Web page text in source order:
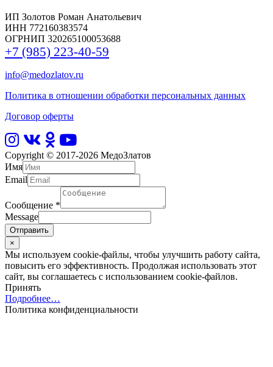
ИП Золотов Роман Анатольевич
ИНН 772160383574
ОГРНИП 320265100053688
+7 (985) 223-40-59
info@medozlatov.ru
Политика в отношении обработки персональных данных
Договор оферты
Copyright © 2017-2026 МедоЗлатов
Имя
Email
Сообщение *
Message
Отправить
×
Мы используем cookie-файлы, чтобы улучшить работу сайта,
повысить его эффективность. Продолжая использовать этот
сайт, вы соглашаетесь с использованием cookie-файлов.
Принять
Подробнее…
Политика конфиденциальности